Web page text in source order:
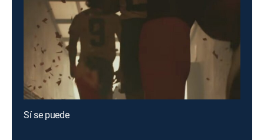
Sí se puede